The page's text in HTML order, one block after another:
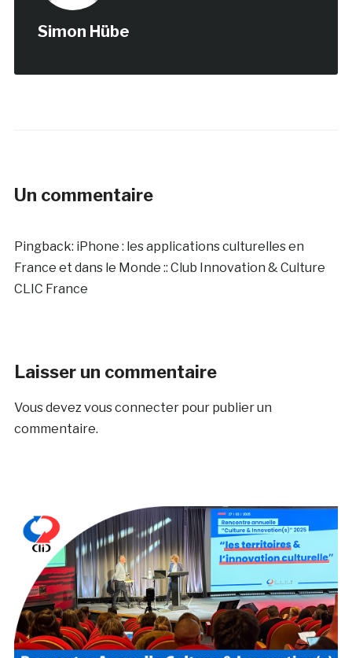
Simon Hübe
Un commentaire
Pingback: iPhone : les applications culturelles en
France et dans le Monde :: Club Innovation & Culture
CLIC France
Laisser un commentaire
Vous devezvous connecterpour publier un
commentaire.